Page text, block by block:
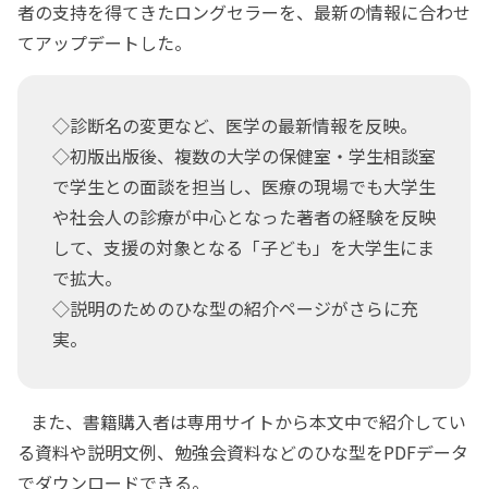
者の支持を得てきたロングセラーを、最新の情報に合わせ
てアップデートした。
◇診断名の変更など、医学の最新情報を反映。
◇初版出版後、複数の大学の保健室・学生相談室
で学生との面談を担当し、医療の現場でも大学生
や社会人の診療が中心となった著者の経験を反映
して、支援の対象となる「子ども」を大学生にま
で拡大。
◇説明のためのひな型の紹介ページがさらに充
実。
また、書籍購入者は専用サイトから本文中で紹介してい
る資料や説明文例、勉強会資料などのひな型をPDFデータ
でダウンロードできる。